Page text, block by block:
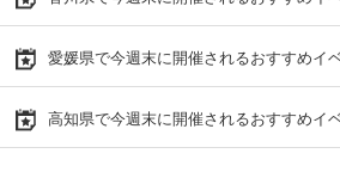
愛媛県で今週末に開催されるおすすめイ
高知県で今週末に開催されるおすすめイ